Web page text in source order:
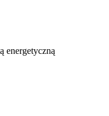
energetyczną